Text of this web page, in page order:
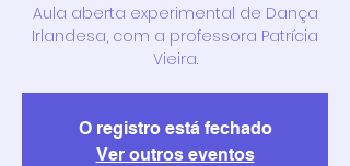
Aula aberta experimental de Dança
Irlandesa, com a professora Patrícia
Vieira.
O registro está fechado
Ver outros eventos